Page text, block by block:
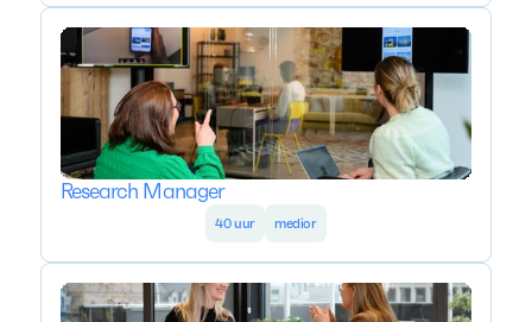
Research Manager
40 uur medior